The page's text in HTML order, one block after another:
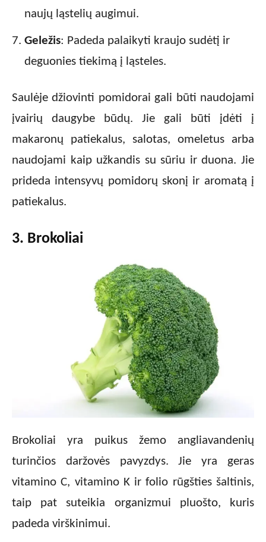
naujų ląstelių augimui.
Geležis: Padeda palaikyti kraujo sudėtį ir
deguonies tiekimą į ląsteles.
Saulėje džiovinti pomidorai gali būti naudojami
įvairių daugybe būdų. Jie gali būti įdėti į
makaronų patiekalus, salotas, omeletus arba
naudojami kaip užkandis su sūriu ir duona. Jie
prideda intensyvų pomidorų skonį ir aromatą į
patiekalus.
3. Brokoliai
Brokoliai yra puikus žemo angliavandenių
turinčios daržovės pavyzdys. Jie yra geras
vitamino C, vitamino K ir folio rūgšties šaltinis,
taip pat suteikia organizmui pluošto, kuris
padeda virškinimui.